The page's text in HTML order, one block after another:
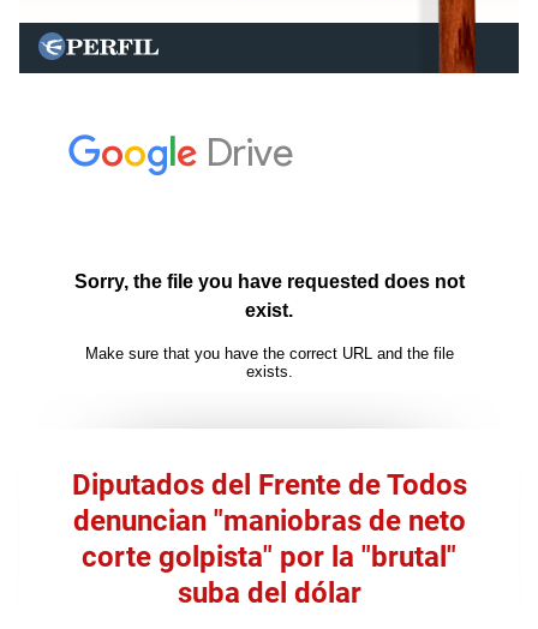
Diputados del Frente de Todos
denuncian "maniobras de neto
corte golpista" por la "brutal"
suba del dólar